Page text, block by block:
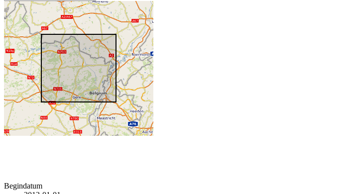
Begindatum